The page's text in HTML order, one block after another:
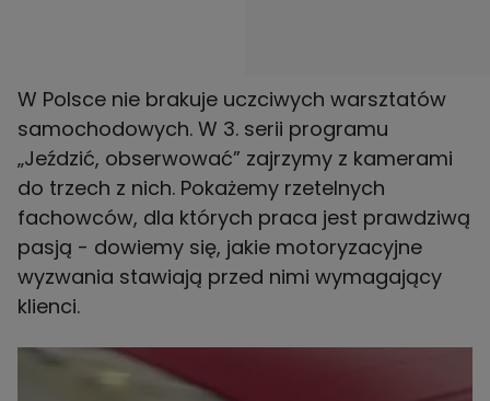
W Polsce nie brakuje uczciwych warsztatów
samochodowych. W 3. serii programu
„Jeździć, obserwować” zajrzymy z kamerami
do trzech z nich. Pokażemy rzetelnych
fachowców, dla których praca jest prawdziwą
pasją - dowiemy się, jakie motoryzacyjne
wyzwania stawiają przed nimi wymagający
klienci.